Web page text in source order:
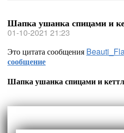
Шапка ушанка спицами и
01-10-2021 21:23
Это цитата сообщения
сообщение
Шапка ушанка спицами и